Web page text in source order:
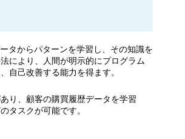
タからパターンを学習し、その知識を
により、人間が明示的にプログラム
自己改善する能力を得ます。
り、顧客の購買履歴データを学習
タスクが可能です。